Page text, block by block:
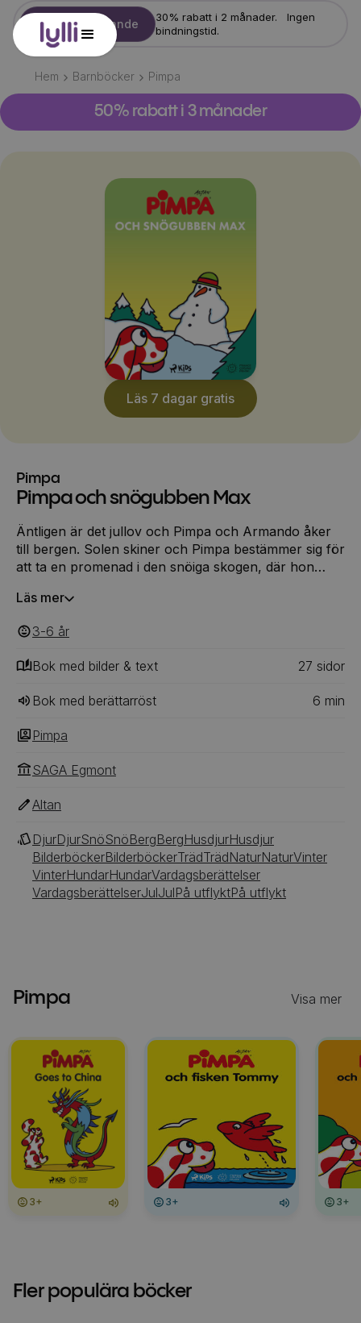
Starta erbjudande
30% rabatt i 2 månader. Ingen
bindningstid.
Hem Barnböcker Pimpa
50% rabatt i 3 månader
Läs 7 dagar gratis
Pimpa
Pimpa och snögubben Max
Äntligen är det jullov och Pimpa och Armando åker
till bergen. Solen skiner och Pimpa bestämmer sig för
att ta en promenad i den snöiga skogen, där hon
Läs mer
3-6 ‎‎ år
Bok med bilder & text 27 ‎‎ sidor
Bok med berättarröst 6 min
Pimpa
SAGA Egmont
Altan
DjurDjurSnöSnöBergBergHusdjurHusdjur
BilderböckerBilderböckerTrädTrädNaturNaturVinter
VinterHundarHundarVardagsberättelser
VardagsberättelserJulJulPå utflyktPå utflykt
Pimpa Visa mer
3+ 3+ 3+
Fler populära böcker